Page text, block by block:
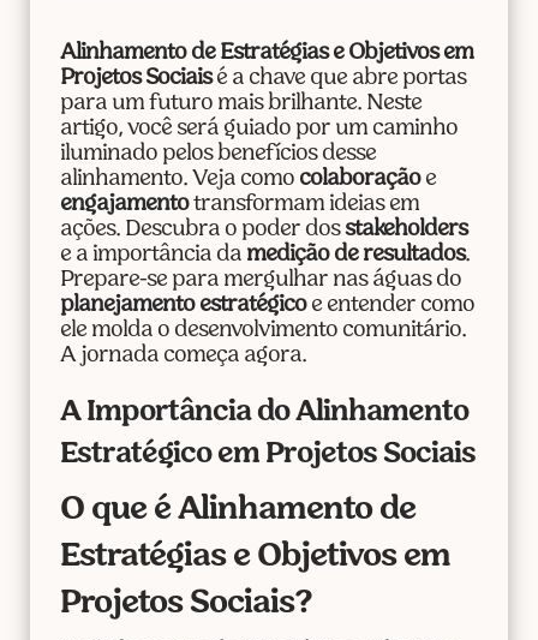
Alinhamento de Estratégias e Objetivos em
Projetos Sociaisé a chave que abre portas
para um futuro mais brilhante. Neste
artigo, você será guiado por um caminho
iluminado pelos benefícios desse
alinhamento. Veja como colaboraçãoe
engajamentotransformam ideias em
ações. Descubra o poder dosstakeholders
e a importância da medição de resultados.
Prepare-se para mergulhar nas águas do
planejamento estratégicoe entender como
ele molda o desenvolvimento comunitário.
A jornada começa agora.
A Importância do Alinhamento
Estratégico em Projetos Sociais
O que é Alinhamento de
Estratégias e Objetivos em
Projetos Sociais?